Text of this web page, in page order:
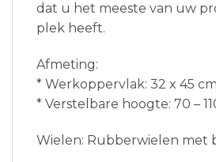
dat u het meeste van uw
plek heeft.
Afmeting:
* Werkoppervlak: 32 x 45
* Verstelbare hoogte: 70 –
Wielen: Rubberwielen met